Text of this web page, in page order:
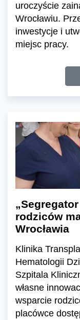
uroczyście
Wrocławiu.
inwestycje i
miejsc pracy.
rodziców
Wrocławia
Klinika
Hematologii
Szpitala
własne
wsparcie
placówce